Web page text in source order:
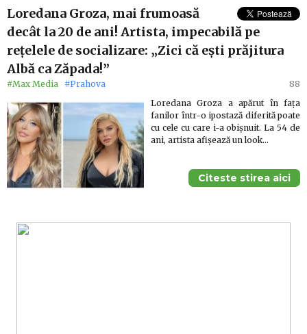
Loredana Groza, mai frumoasă
decât la 20 de ani! Artista, impecabilă pe
rețelele de socializare: „Zici că ești prăjitura
Albă ca Zăpada!”
#Max Media #Prahova
88
Loredana Groza a apărut în fața
fanilor într-o ipostază diferită poate
cu cele cu care i-a obișnuit. La 54 de
ani, artista afișează un look…
Citeste stirea aici